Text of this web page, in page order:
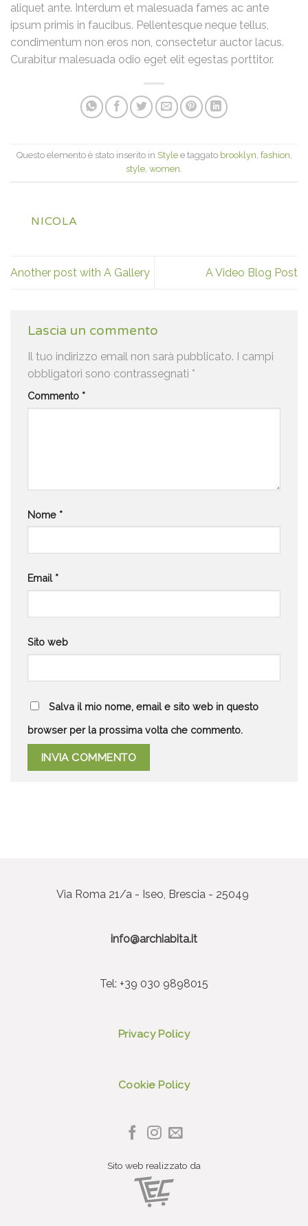
aliquet ante. Interdum et malesuada fames ac ante
ipsum primis in faucibus. Pellentesque neque tellus,
condimentum non eros non, consectetur auctor lacus.
Curabitur malesuada odio eget elit egestas porttitor.
Questo elemento è stato inserito in Stylee taggato brooklyn, fashion,
style, women.
NICOLA
Another post with A Gallery A Video Blog Post
Lascia un commento
Il tuo indirizzo email non sarà pubblicato. I campi
obbligatori sono contrassegnati *
Commento *
Nome *
Email *
Sito web
Salva il mio nome, email e sito web in questo
browser per la prossima volta che commento.
Via Roma 21/a - Iseo, Brescia - 25049
info@archiabita.it
Tel: +39 030 9898015
Privacy Policy
Cookie Policy
Sito web realizzato da